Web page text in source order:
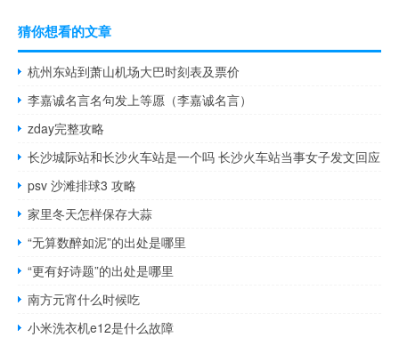
猜你想看的文章
杭州东站到萧山机场大巴时刻表及票价
李嘉诚名言名句发上等愿（李嘉诚名言）
zday完整攻略
长沙城际站和长沙火车站是一个吗 长沙火车站当事女子发文回应
psv 沙滩排球3 攻略
家里冬天怎样保存大蒜
“无算数醉如泥”的出处是哪里
“更有好诗题”的出处是哪里
南方元宵什么时候吃
小米洗衣机e12是什么故障